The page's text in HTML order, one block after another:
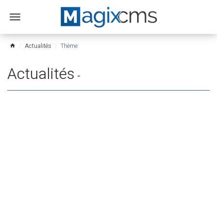
Ouvrir
menu
home Actualités Thème:
Actualités -